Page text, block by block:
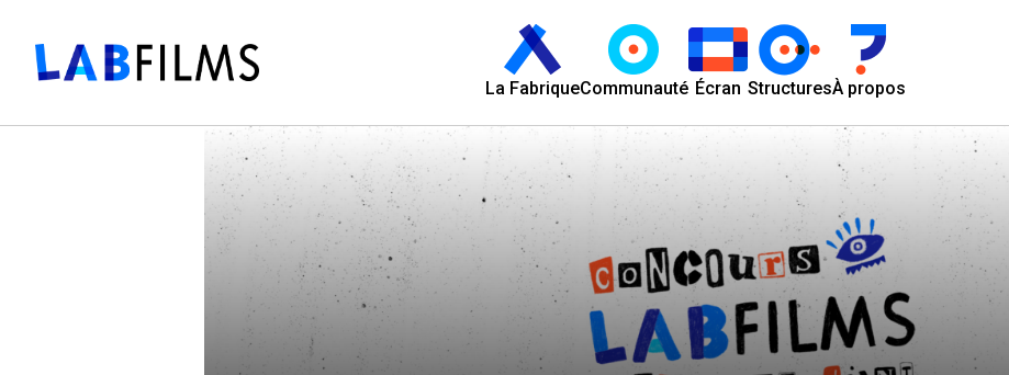
La FabriqueCommunauté Écran StructuresÀ propos